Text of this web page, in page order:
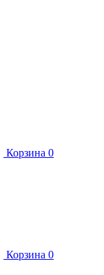
Корзина 0
Корзина 0